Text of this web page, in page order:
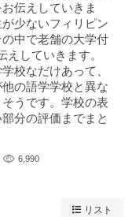
伝えしていきま
少ないフィリピン
中で老舗の大学付
していきます。
校なだけあって、
の語学学校と異な
うです。学校の表
分の評価までまと
6,990
リスト